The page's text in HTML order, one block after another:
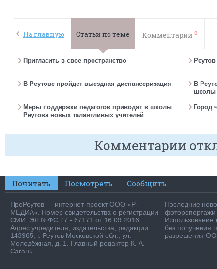
На главную Статьи по теме Комментарии 0
Пригласить в свое пространство Реутов
В Реутове пройдет выездная диспансеризация
В
школы
Меры поддержки педагогов приводят в школы
Реутова новых талантливых учителей
Город
Комментарии
Почитать Посмотреть Сообщить
ПроРеутов — интернет-проект ООО «Р-
МЕДИА». Номер свидетельства о регистрации
СМИ: ЭЛ №ФС 77 - 67171 от 16.09.2016.
Адрес учредителя, издательства, редакции:
143965, г. Реутов Московской обл., ул.
Молодёжная, д. 1. Главный редактор К. А.
Сагань.
Последние
фоторепортажи
Использование
без получения
разрешения